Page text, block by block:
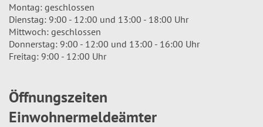
Montag: geschlossen
Dienstag: 9:00 - 12:00 und 13:00 - 18:00 Uhr
Mittwoch: geschlossen
Donnerstag: 9:00 - 12:00 und 13:00 - 16:00 Uhr
Freitag: 9:00 - 12:00 Uhr
Öffnungszeiten
Einwohnermeldeämter